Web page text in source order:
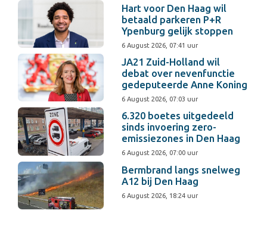
Hart voor Den Haag wil
betaald parkeren P+R
Ypenburg gelijk stoppen
6 August 2026, 07:41 uur
JA21 Zuid-Holland wil
debat over nevenfunctie
gedeputeerde Anne Koning
6 August 2026, 07:03 uur
6.320 boetes uitgedeeld
sinds invoering zero-
emissiezones in Den Haag
6 August 2026, 07:00 uur
Bermbrand langs snelweg
A12 bij Den Haag
6 August 2026, 18:24 uur